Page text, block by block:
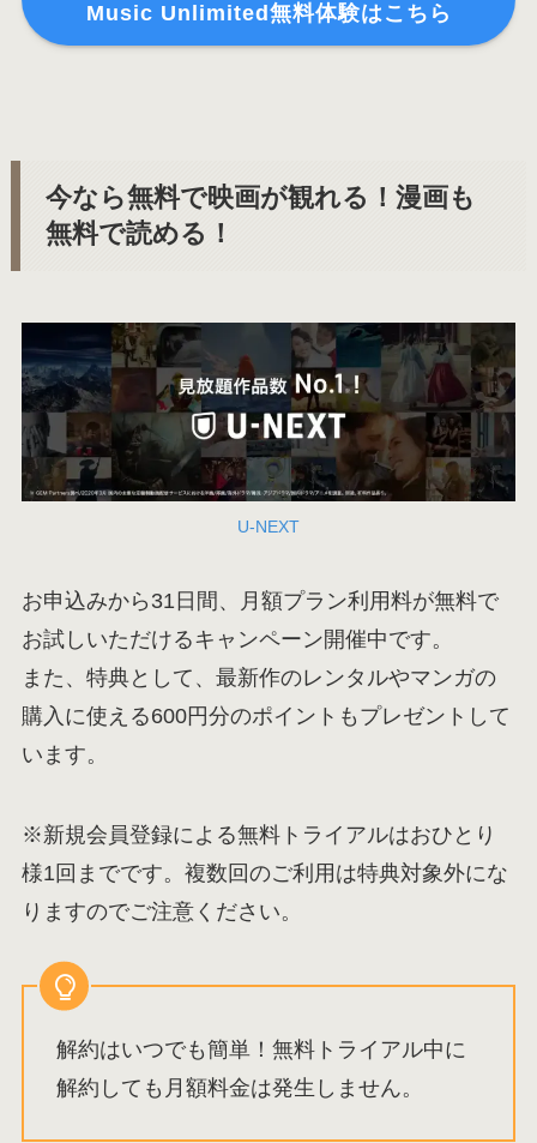
Music Unlimited無料体験はこちら
今なら無料で映画が観れる！漫画も
無料で読める！
U-NEXT
お申込みから31日間、月額プラン利用料が無料で
お試しいただけるキャンペーン開催中です。
また、特典として、最新作のレンタルやマンガの
購入に使える600円分のポイントもプレゼントして
います。
※新規会員登録による無料トライアルはおひとり
様1回までです。複数回のご利用は特典対象外にな
りますのでご注意ください。
解約はいつでも簡単！無料トライアル中に
解約しても月額料金は発生しません。